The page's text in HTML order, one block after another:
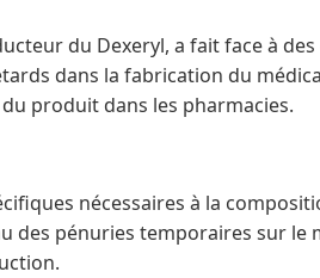
du Dexeryl, a fait face à
dans la fabrication du
produit dans les pharmacies.
nécessaires à la
des pénuries temporaires sur